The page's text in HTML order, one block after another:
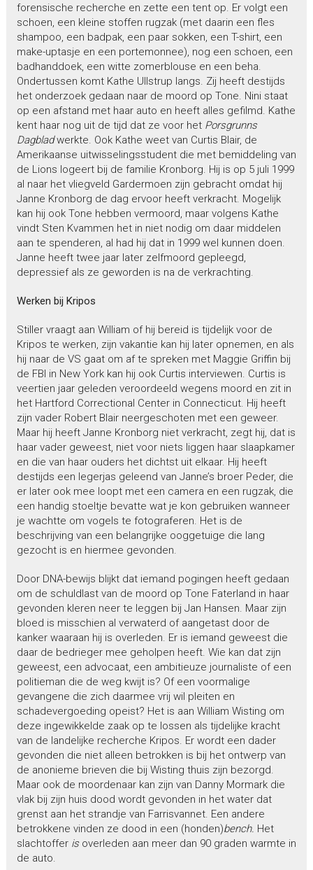
forensische recherche en zette een tent op. Er volgt een
schoen, een kleine stoffen rugzak (met daarin een fles
shampoo, een badpak, een paar sokken, een T-shirt, een
make-uptasje en een portemonnee), nog een schoen, een
badhanddoek, een witte zomerblouse en een beha.
Ondertussen komt Kathe Ullstrup langs. Zij heeft destijds
het onderzoek gedaan naar de moord op Tone. Nini staat
op een afstand met haar auto en heeft alles gefilmd. Kathe
kent haar nog uit de tijd dat ze voor het Porsgrunns
Dagbladwerkte. Ook Kathe weet van Curtis Blair, de
Amerikaanse uitwisselingsstudent die met bemiddeling van
de Lions logeert bij de familie Kronborg. Hij is op 5 juli 1999
al naar het vliegveld Gardermoen zijn gebracht omdat hij
Janne Kronborg de dag ervoor heeft verkracht. Mogelijk
kan hij ook Tone hebben vermoord, maar volgens Kathe
vindt Sten Kvammen het in niet nodig om daar middelen
aan te spenderen, al had hij dat in 1999 wel kunnen doen.
Janne heeft twee jaar later zelfmoord gepleegd,
depressief als ze geworden is na de verkrachting.
Werken bij Kripos
Stiller vraagt aan William of hij bereid is tijdelijk voor de
Kripos te werken, zijn vakantie kan hij later opnemen, en als
hij naar de VS gaat om af te spreken met Maggie Griffin bij
de FBI in New York kan hij ook Curtis interviewen. Curtis is
veertien jaar geleden veroordeeld wegens moord en zit in
het Hartford Correctional Center in Connecticut. Hij heeft
zijn vader Robert Blair neergeschoten met een geweer.
Maar hij heeft Janne Kronborg niet verkracht, zegt hij, dat is
haar vader geweest, niet voor niets liggen haar slaapkamer
en die van haar ouders het dichtst uit elkaar. Hij heeft
destijds een legerjas geleend van Janne’s broer Peder, die
er later ook mee loopt met een camera en een rugzak, die
een handig stoeltje bevatte wat je kon gebruiken wanneer
je wachtte om vogels te fotograferen. Het is de
beschrijving van een belangrijke ooggetuige die lang
gezocht is en hiermee gevonden.
Door DNA-bewijs blijkt dat iemand pogingen heeft gedaan
om de schuldlast van de moord op Tone Faterland in haar
gevonden kleren neer te leggen bij Jan Hansen. Maar zijn
bloed is misschien al verwaterd of aangetast door de
kanker waaraan hij is overleden. Er is iemand geweest die
daar de bedrieger mee geholpen heeft. Wie kan dat zijn
geweest, een advocaat, een ambitieuze journaliste of een
politieman die de weg kwijt is? Of een voormalige
gevangene die zich daarmee vrij wil pleiten en
schadevergoeding opeist? Het is aan William Wisting om
deze ingewikkelde zaak op te lossen als tijdelijke kracht
van de landelijke recherche Kripos. Er wordt een dader
gevonden die niet alleen betrokken is bij het ontwerp van
de anonieme brieven die bij Wisting thuis zijn bezorgd.
Maar ook de moordenaar kan zijn van Danny Mormark die
vlak bij zijn huis dood wordt gevonden in het water dat
grenst aan het strandje van Farrisvannet. Een andere
betrokkene vinden ze dood in een (honden)bench. Het
slachtofferisoverleden aan meer dan 90 graden warmte in
de auto.